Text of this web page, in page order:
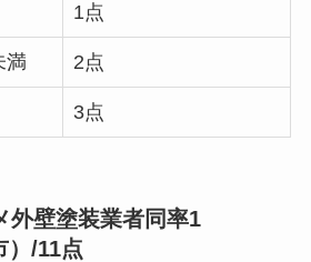
1点
満 2点
3点
外壁塗装業者同率1
）/11点